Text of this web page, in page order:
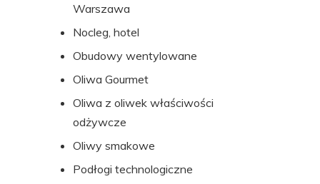
Warszawa
Nocleg, hotel
Obudowy wentylowane
Oliwa Gourmet
Oliwa z oliwek właściwości
odżywcze
Oliwy smakowe
Podłogi technologiczne